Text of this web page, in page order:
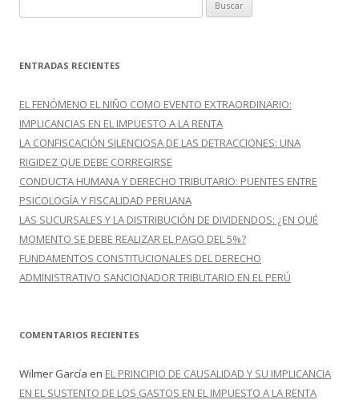
u
c
r
:
ENTRADAS RECIENTES
EL FENÓMENO EL NIÑO COMO EVENTO EXTRAORDINARIO:
IMPLICANCIAS EN EL IMPUESTO A LA RENTA
LA CONFISCACIÓN SILENCIOSA DE LAS DETRACCIONES: UNA
RIGIDEZ QUE DEBE CORREGIRSE
CONDUCTA HUMANA Y DERECHO TRIBUTARIO: PUENTES ENTRE
PSICOLOGÍA Y FISCALIDAD PERUANA
LAS SUCURSALES Y LA DISTRIBUCIÓN DE DIVIDENDOS: ¿EN QUÉ
MOMENTO SE DEBE REALIZAR EL PAGO DEL 5%?
FUNDAMENTOS CONSTITUCIONALES DEL DERECHO
ADMINISTRATIVO SANCIONADOR TRIBUTARIO EN EL PERÚ
COMENTARIOS RECIENTES
Wilmer García en EL PRINCIPIO DE CAUSALIDAD Y SU IMPLICANCIA
EN EL SUSTENTO DE LOS GASTOS EN EL IMPUESTO A LA RENTA